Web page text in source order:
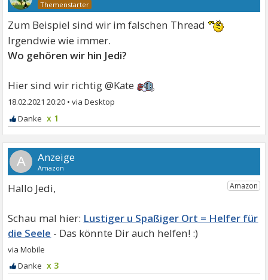
Zum Beispiel sind wir im falschen Thread
Irgendwie wie immer.
Wo gehören wir hin Jedi?
Hier sind wir richtig @Kate
18.02.2021 20:20 •
x 1
A
Hallo Jedi,
Lustiger u Spaßiger Ort = Helfer für
die Seele
x 3